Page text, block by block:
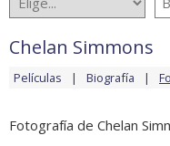
Chelan Simmons
Películas Biografía
Fotografía de Chelan